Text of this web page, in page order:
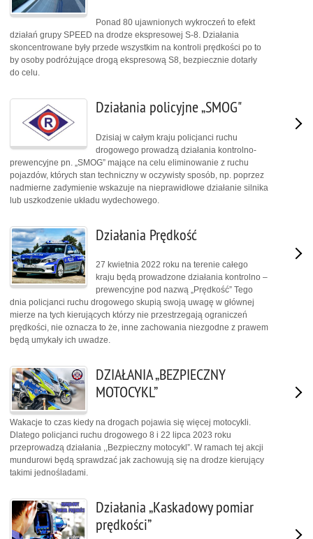
Ponad 80 ujawnionych wykroczeń to efekt
działań grupy SPEED na drodze ekspresowej S-8. Działania
skoncentrowane były przede wszystkim na kontroli prędkości po to
by osoby podróżujące drogą ekspresową S8, bezpiecznie dotarły
do celu.
Działania policyjne „SMOG"
Dzisiaj w całym kraju policjanci ruchu
drogowego prowadzą działania kontrolno-
prewencyjne pn. „SMOG” mające na celu eliminowanie z ruchu
pojazdów, których stan techniczny w oczywisty sposób, np. poprzez
nadmierne zadymienie wskazuje na nieprawidłowe działanie silnika
lub uszkodzenie układu wydechowego.
Działania Prędkość
27 kwietnia 2022 roku na terenie całego
kraju będą prowadzone działania kontrolno –
prewencyjne pod nazwą „Prędkość” Tego
dnia policjanci ruchu drogowego skupią swoją uwagę w głównej
mierze na tych kierujących którzy nie przestrzegają ograniczeń
prędkości, nie oznacza to że, inne zachowania niezgodne z prawem
będą umykały ich uwadze.
DZIAŁANIA „BEZPIECZNY
MOTOCYKL”
Wakacje to czas kiedy na drogach pojawia się więcej motocykli.
Dlatego policjanci ruchu drogowego 8 i 22 lipca 2023 roku
przeprowadzą działania ,,Bezpieczny motocykl”. W ramach tej akcji
mundurowi będą sprawdzać jak zachowują się na drodze kierujący
takimi jednośladami.
Działania „Kaskadowy pomiar
prędkości”